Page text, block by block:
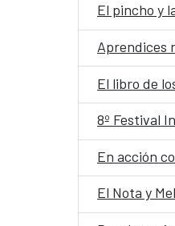
El pincho y
Aprendices
El libro de
8º Festival
En acción
El Nota y